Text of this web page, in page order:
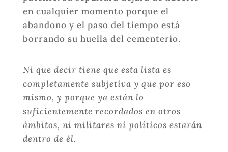
en cualquier momento porque el
abandono y el paso del tiempo está
borrando su huella del cementerio.
Ni que decir tiene que esta lista es
completamente subjetiva y que por eso
mismo, y porque ya están lo
suficientemente recordados en otros
ámbitos, ni militares ni políticos estarán
dentro de él.